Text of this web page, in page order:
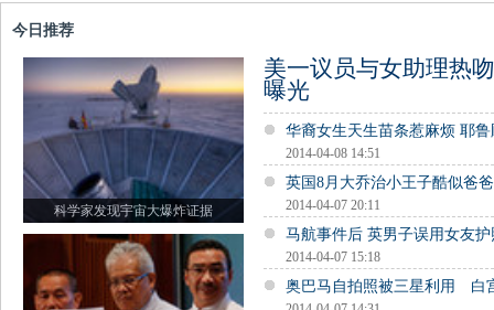
今日推荐
科学家发现宇宙大爆炸证据
美一议员与女助理热
曝光
华裔女生天生苗条惹麻烦 耶
2014-04-08 14:51
英国8月大乔治小王子酷似爸
2014-04-07 20:11
马航事件后 英男子误用女友
2014-04-07 15:18
奥巴马自拍照被三星利用 白